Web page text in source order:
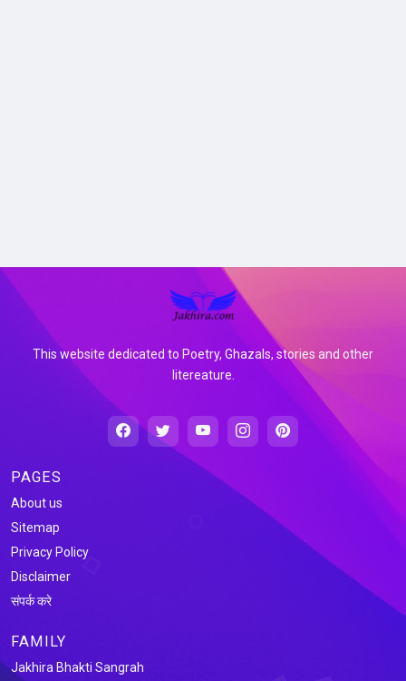
This website dedicated to Poetry, Ghazals, stories and other
litereature.
PAGES
About us
Sitemap
Privacy Policy
Disclaimer
संपर्क करे
FAMILY
Jakhira Bhakti Sangrah